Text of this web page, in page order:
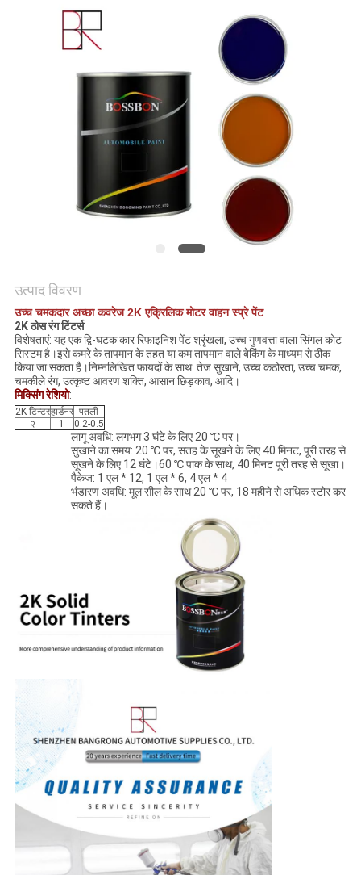
POLICY
उत्पाद विवरण
उच्च चमकदार अच्छा कवरेज 2K एक्रिलिक मोटर वाहन स्प्रे पेंट
2Kठोस रंग टिंटर्स
विशेषताएं: यह एक द्वि-घटक कार रिफाइनिश पेंट श्रृंखला, उच्च गुणवत्ता वाला सिंगल कोट
सिस्टम है।इसे कमरे के तापमान के तहत या कम तापमान वाले बेकिंग के माध्यम से ठीक
किया जा सकता है।निम्नलिखित फायदों के साथ: तेज सुखाने, उच्च कठोरता, उच्च चमक,
चमकीले रंग, उत्कृष्ट आवरण शक्ति, आसान छिड़काव, आदि।
मिक्सिंग रेशियो:
2K टिन्टरहार्डनर पतली
२
1 0.2-0.5
लागू अवधि: लगभग 3 घंटे के लिए 20 ℃ पर।
सुखाने का समय: 20 ℃ पर, सतह के सूखने के लिए 40 मिनट, पूरी तरह से
सूखने के लिए 12 घंटे।60 ℃ पाक के साथ, 40 मिनट पूरी तरह से सूखा।
पैकेज: 1 एल * 12, 1 एल * 6, 4 एल * 4
भंडारण अवधि: मूल सील के साथ 20 ℃ पर, 18 महीने से अधिक स्टोर कर
सकते हैं।